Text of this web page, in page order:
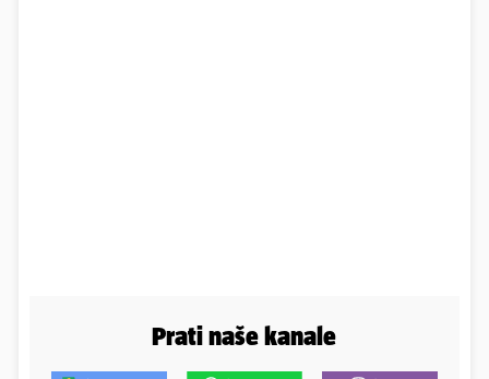
Prati naše kanale